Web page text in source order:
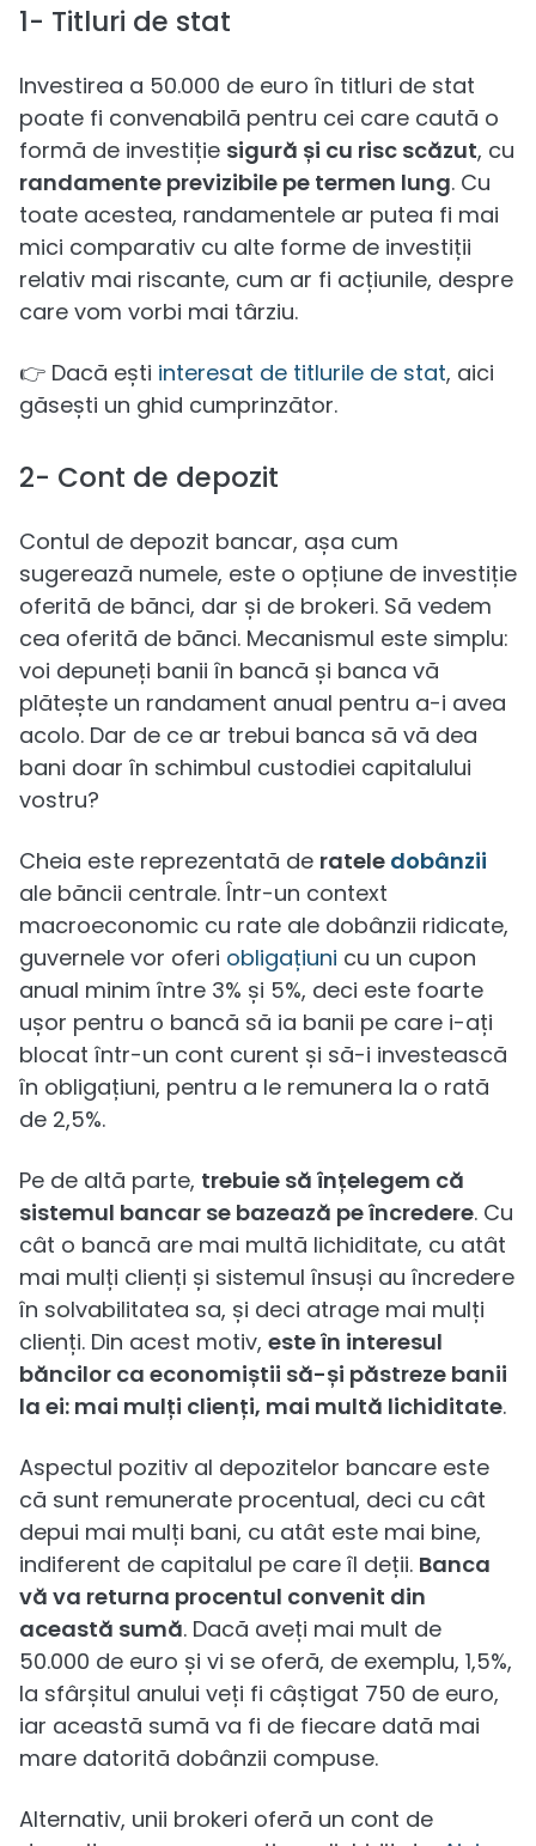
1- Titluri de stat
Investirea a 50.000 de euro în titluri de stat
poate fi convenabilă pentru cei care caută o
formă de investiție sigură și cu risc scăzut, cu
randamente previzibile pe termen lung. Cu
toate acestea, randamentele ar putea fi mai
mici comparativ cu alte forme de investiții
relativ mai riscante, cum ar fi acțiunile, despre
care vom vorbi mai târziu.
👉 Dacă ești interesat de titlurile de stat, aici
găsești un ghid cumprinzător.
2- Cont de depozit
Contul de depozit bancar, așa cum
sugerează numele, este o opțiune de investiție
oferită de bănci, dar și de brokeri. Să vedem
cea oferită de bănci. Mecanismul este simplu:
voi depuneți banii în bancă și banca vă
plătește un randament anual pentru a-i avea
acolo. Dar de ce ar trebui banca să vă dea
bani doar în schimbul custodiei capitalului
vostru?
Cheia este reprezentată de ratele dobânzii
ale băncii centrale. Într-un context
macroeconomic cu rate ale dobânzii ridicate,
guvernele vor oferi obligațiuni cu un cupon
anual minim între 3% și 5%, deci este foarte
ușor pentru o bancă să ia banii pe care i-ați
blocat într-un cont curent și să-i investească
în obligațiuni, pentru a le remunera la o rată
de 2,5%.
Pe de altă parte, trebuie să înțelegem că
sistemul bancar se bazează pe încredere. Cu
cât o bancă are mai multă lichiditate, cu atât
mai mulți clienți și sistemul însuși au încredere
în solvabilitatea sa, și deci atrage mai mulți
clienți. Din acest motiv, este în interesul
băncilor ca economiștii să-și păstreze banii
la ei: mai mulți clienți, mai multă lichiditate.
Aspectul pozitiv al depozitelor bancare este
că sunt remunerate procentual, deci cu cât
depui mai mulți bani, cu atât este mai bine,
indiferent de capitalul pe care îl deții. Banca
vă va returna procentul convenit din
această sumă. Dacă aveți mai mult de
50.000 de euro și vi se oferă, de exemplu, 1,5%,
la sfârșitul anului veți fi câștigat 750 de euro,
iar această sumă va fi de fiecare dată mai
mare datorită dobânzii compuse.
Alternativ, unii brokeri oferă un cont de